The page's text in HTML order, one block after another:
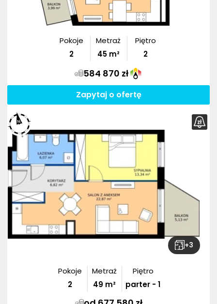
Pokoje
2
Metraż
45m²
Piętro
2
584 870 zł
Zapytaj o ofertę
+3
Pokoje
2
Metraż
49 m²
Piętro
parter - 1